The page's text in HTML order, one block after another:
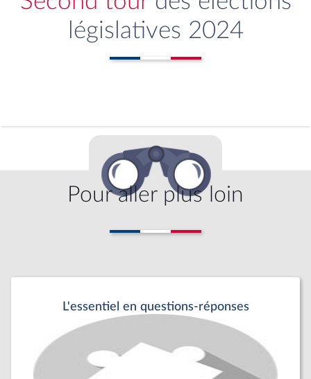
législatives 2024
Pour aller plus loin
L'essentiel en questions-réponses